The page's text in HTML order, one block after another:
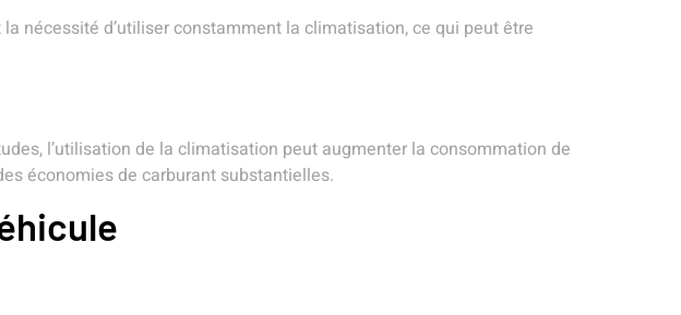
nécessité d’utiliser constamment la climatisation, ce qui peut être
l’utilisation de la climatisation peut augmenter la consommation de
économies de carburant substantielles.